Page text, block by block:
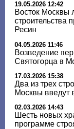
19.05.2026 12:42
Восток Москвы
строительства
Ресин
04.05.2026 11:46
Возведение
Святогорца в
17.03.2026 15:38
Два из трех
Москвы введут
02.03.2026 14:43
Шесть новых
программе